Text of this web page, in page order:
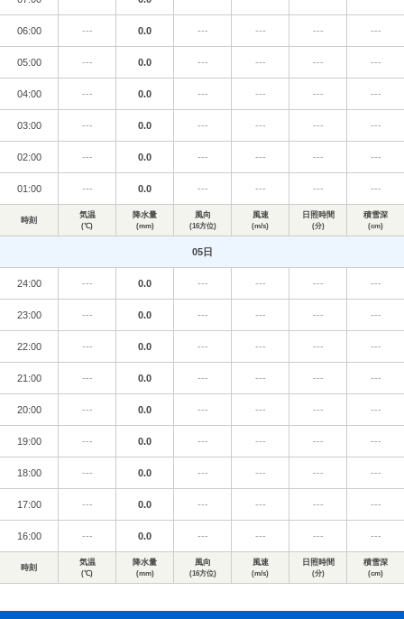
06:00 --- 0.0 --- --- --- ---
05:00 --- 0.0 --- --- --- ---
04:00 --- 0.0 --- --- --- ---
03:00 --- 0.0 --- --- --- ---
02:00 --- 0.0 --- --- --- ---
01:00 --- 0.0 --- --- --- ---
時刻
気温
(℃)
降水量
(mm)
風向
(16方位)
風速
(m/s)
日照時間
(分)
積雪深
(cm)
05日
24:00 --- 0.0 --- --- --- ---
23:00 --- 0.0 --- --- --- ---
22:00 --- 0.0 --- --- --- ---
21:00 --- 0.0 --- --- --- ---
20:00 --- 0.0 --- --- --- ---
19:00 --- 0.0 --- --- --- ---
18:00 --- 0.0 --- --- --- ---
17:00 --- 0.0 --- --- --- ---
16:00 --- 0.0 --- --- --- ---
時刻
気温
(℃)
降水量
(mm)
風向
(16方位)
風速
(m/s)
日照時間
(分)
積雪深
(cm)